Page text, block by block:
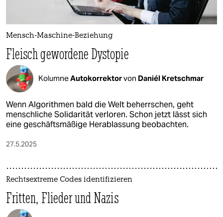
Mensch-Maschine-Beziehung
Fleisch gewordene Dystopie
KolumneAutokorrektorvon Daniél Kretschmar
Wenn Algorithmen bald die Welt beherrschen, geht
menschliche Solidarität verloren. Schon jetzt lässt sich
eine geschäftsmäßige Herablassung beobachten.
27.5.2025
Rechtsextreme Codes identifizieren
Fritten, Flieder und Nazis